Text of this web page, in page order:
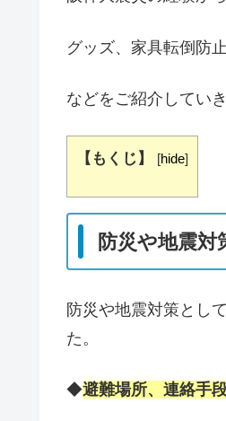
グッズ、家具転倒防
などをご紹介していき
【もくじ】 [hide]
防災や地震対
防災や地震対策とし
た。
◆避難場所、連絡手